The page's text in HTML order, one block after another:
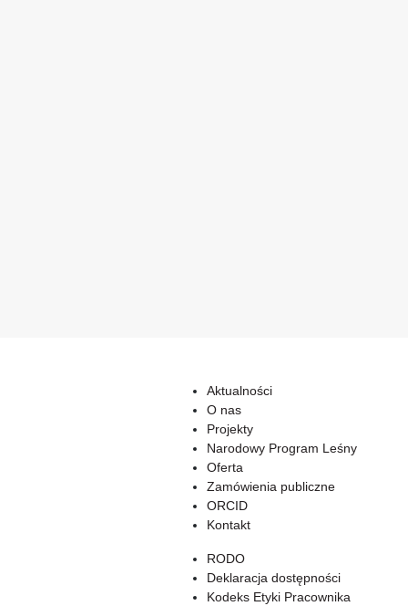
Aktualności
O nas
Projekty
Narodowy Program Leśny
Oferta
Zamówienia publiczne
ORCID
Kontakt
RODO
Deklaracja dostępności
Kodeks Etyki Pracownika